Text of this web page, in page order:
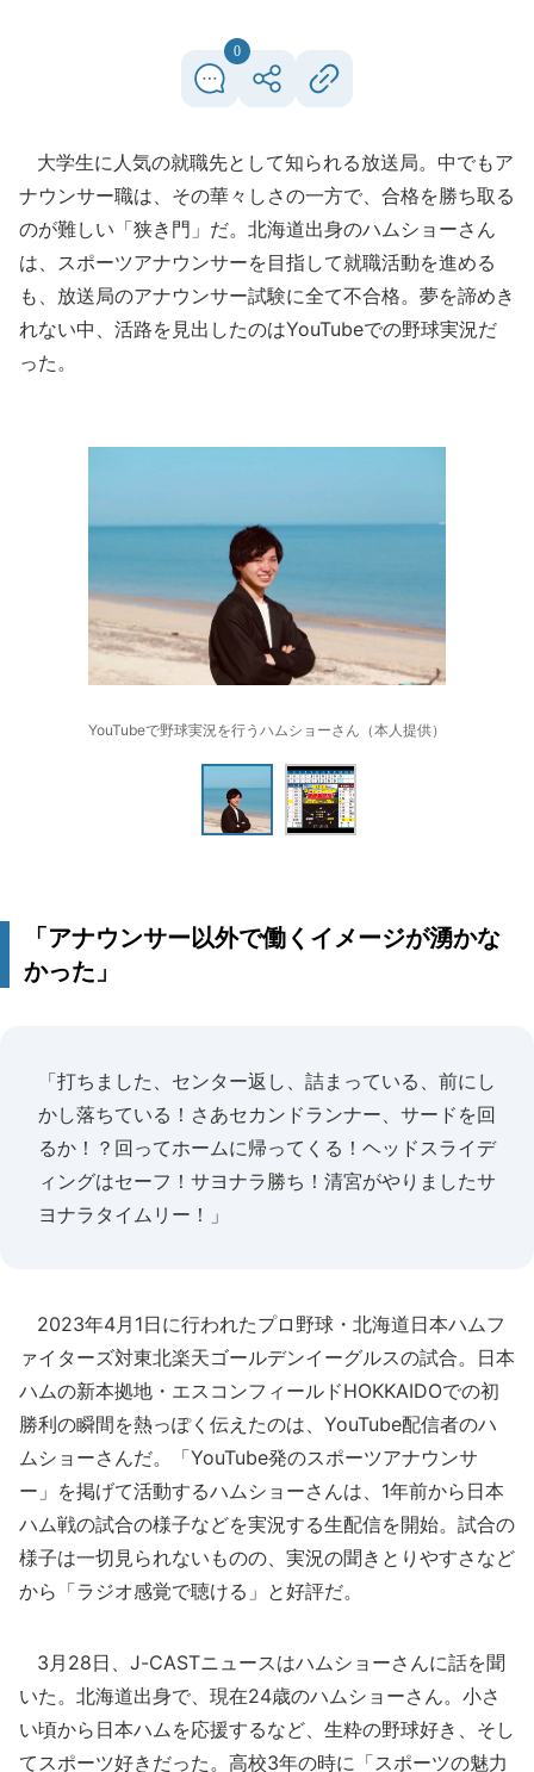
0
大学生に人気の就職先として知られる放送局。中でもア
ナウンサー職は、その華々しさの一方で、合格を勝ち取る
のが難しい「狭き門」だ。北海道出身のハムショーさん
は、スポーツアナウンサーを目指して就職活動を進める
も、放送局のアナウンサー試験に全て不合格。夢を諦めき
れない中、活路を見出したのはYouTubeでの野球実況だ
った。
YouTubeで野球実況を行うハムショーさん（本人提供）
「アナウンサー以外で働くイメージが湧かな
かった」
「打ちました、センター返し、詰まっている、前にし
かし落ちている！さあセカンドランナー、サードを回
るか！？回ってホームに帰ってくる！ヘッドスライデ
ィングはセーフ！サヨナラ勝ち！清宮がやりましたサ
ヨナラタイムリー！」
2023年4月1日に行われたプロ野球・北海道日本ハムフ
ァイターズ対東北楽天ゴールデンイーグルスの試合。日本
ハムの新本拠地・エスコンフィールドHOKKAIDOでの初
勝利の瞬間を熱っぽく伝えたのは、YouTube配信者のハ
ムショーさんだ。「YouTube発のスポーツアナウンサ
ー」を掲げて活動するハムショーさんは、1年前から日本
ハム戦の試合の様子などを実況する生配信を開始。試合の
様子は一切見られないものの、実況の聞きとりやすさなど
から「ラジオ感覚で聴ける」と好評だ。
3月28日、J-CASTニュースはハムショーさんに話を聞
いた。北海道出身で、現在24歳のハムショーさん。小さ
い頃から日本ハムを応援するなど、生粋の野球好き、そし
てスポーツ好きだった。高校3年の時に「スポーツの魅力